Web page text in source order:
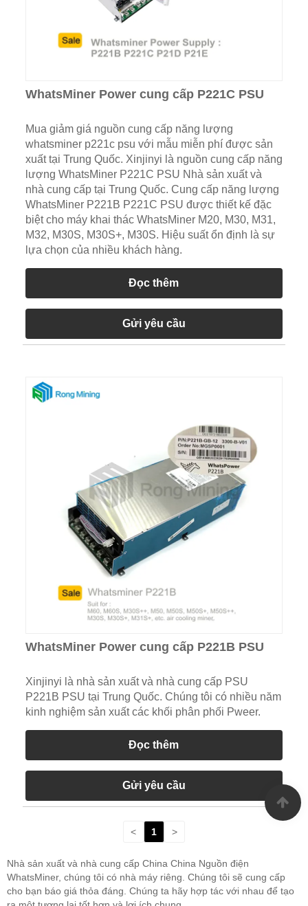
WhatsMiner Power cung cấp P221C PSU
Mua giảm giá nguồn cung cấp năng lượng
whatsminer p221c psu với mẫu miễn phí được sản
xuất tại Trung Quốc. Xinjinyi là nguồn cung cấp năng
lượng WhatsMiner P221C PSU Nhà sản xuất và
nhà cung cấp tại Trung Quốc. Cung cấp năng lượng
WhatsMiner P221B P221C PSU được thiết kế đặc
biệt cho máy khai thác WhatsMiner M20, M30, M31,
M32, M30S, M30S+, M30S. Hiệu suất ổn định là sự
lựa chọn của nhiều khách hàng.
Đọc thêm
Gửi yêu cầu
WhatsMiner Power cung cấp P221B PSU
Xinjinyi là nhà sản xuất và nhà cung cấp PSU
P221B PSU tại Trung Quốc. Chúng tôi có nhiều năm
kinh nghiệm sản xuất các khối phân phối Pweer.
Đọc thêm
Gửi yêu cầu
< 1 >
Nhà sản xuất và nhà cung cấp China China Nguồn điện
WhatsMiner, chúng tôi có nhà máy riêng. Chúng tôi sẽ cung cấp
cho bạn báo giá thỏa đáng. Chúng ta hãy hợp tác với nhau để tạo